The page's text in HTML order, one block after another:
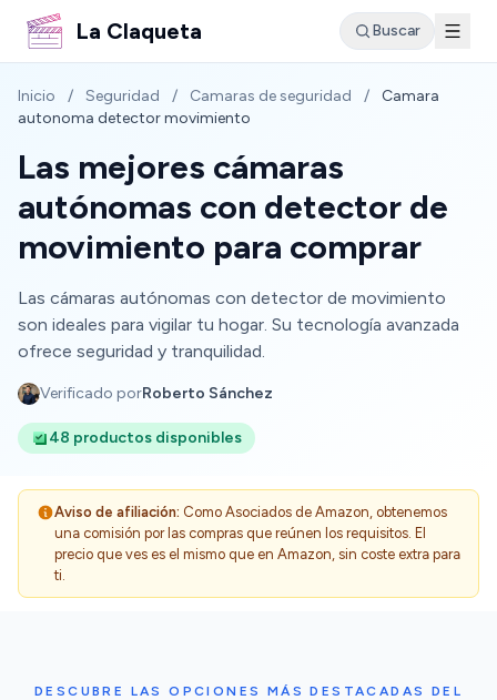
La Claqueta Buscar
Inicio / Seguridad / Camaras de seguridad /
Camara
autonoma detector movimiento
Las mejores cámaras
autónomas con detector de
movimiento para comprar
Las cámaras autónomas con detector de movimiento
son ideales para vigilar tu hogar. Su tecnología avanzada
ofrece seguridad y tranquilidad.
Verificado porRoberto Sánchez
48 productos disponibles
Aviso de afiliación: Como Asociados de Amazon, obtenemos
una comisión por las compras que reúnen los requisitos. El
precio que ves es el mismo que en Amazon, sin coste extra para
ti.
DESCUBRE LAS OPCIONES MÁS DESTACADAS DEL